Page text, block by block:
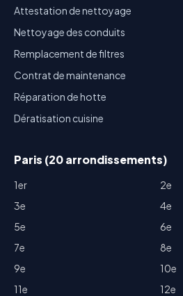
Attestation de nettoyage
Nettoyage des conduits
Remplacement de filtres
Contrat de maintenance
Réparation de hotte
Dératisation cuisine
Paris (20 arrondissements)
1er
2e
3e
4e
5e
6e
7e
8e
9e
10e
11e
12e